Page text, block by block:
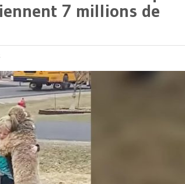
7 millions de